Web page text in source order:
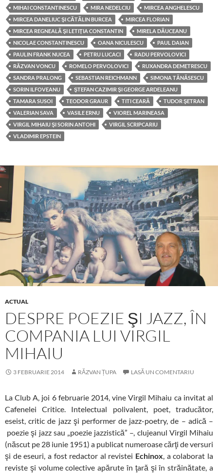
MIHAI CONSTANTINESCU
MIRA NEDELCIU
MIRCEA ANGHELESCU
MIRCEA DANELIUC ŞI CĂTĂLIN BURCEA
MIRCEA FLORIAN
MIRCEA REGNEALĂ ŞI LETIŢIA CONSTANTIN
MIRELA DĂUCEANU
NICOLAE CONSTANTINESCU
OANA NICULESCU
PAUL DAIAN
PAULIN FRANK NUCEA
PETRU LUCACI
RADU PERVOLOVICI
RĂZVAN VONCU
ROMELO PERVOLOVICI
RUXANDRA DEMETRESCU
SANDRA PRALONG
SEBASTIAN REICHMANN
SIMONA TĂNĂSESCU
SORIN ILFOVEANU
ŞTEFAN CAZIMIR ŞI GEORGE ARDELEANU
TAMARA SUSOI
TEODOR GRAUR TITI CEARĂ
TUDOR ŞETRAN
VALERIAN SAVA
VASILE ERNU
VIOREL MARINEASA
VIRGIL MIHAIU ŞI SORIN ANTOHI
VIRGIL SCRIPCARIU
VLADIMIR EPSTEIN
ACTUAL
DESPRE POEZIE ŞI JAZZ, ÎN
COMPANIA LUI VIRGIL
MIHAIU
3 FEBRUARIE 2014 RĂZVAN ȚUPA LASĂ UN COMENTARIU
La Club A, joi 6 februarie 2014, vine Virgil Mihaiu ca invitat al
Cafenelei Critice. Intelectual polivalent, poet, traducător,
eseist, critic de jazz şi performer de jazz-poetry, de – adică –
poezie şi jazz sau „poezie jazzistică” –, clujeanul Virgil Mihaiu
(născut pe 28 iunie 1951) a publicat numeroase cărţi de versuri
şi de eseuri, a fost redactor al revistei Echinox, a colaborat la
reviste şi volume colective apărute în ţară şi în străinătate, a